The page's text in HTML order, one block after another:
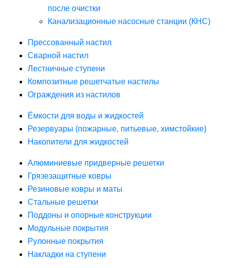
после очистки
Канализационные насосные станции (КНС)
Прессованный настил
Сварной настил
Лестничные ступени
Композитные решетчатые настилы
Ограждения из настилов
Ёмкости для воды и жидкостей
Резервуары (пожарные, питьевые, химстойкие)
Накопители для жидкостей
Алюминиевые придверные решетки
Грязезащитные ковры
Резиновые ковры и маты
Стальные решетки
Поддоны и опорные конструкции
Модульные покрытия
Рулонные покрытия
Накладки на ступени